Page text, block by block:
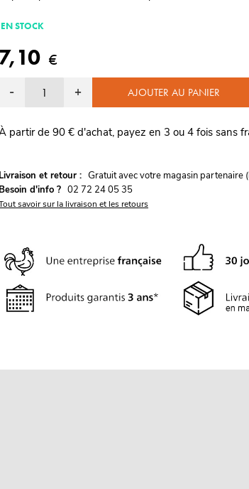
EN STOCK
7,10 €
- + AJOUTER AU PANIER
partir de 90 € d'achat, payez en 3 ou 4 fois sans
Livraison et retour : Gratuit avec votre magasin partenaire
Besoin d'info ? 02 72 24 05 35
savoir sur la livraison et les retours